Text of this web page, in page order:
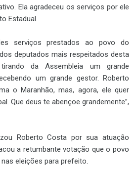
Ela agradeceu os serviços por ele
Estadual.
serviços prestados ao povo do
deputados mais respeitados desta
da Assembleia um grande
um grande gestor. Roberto
o Maranhão, mas, agora, ele quer
Que deus te abençoe grandemente”,
Roberto Costa por sua atuação
a retumbante votação que o povo
eleições para prefeito.